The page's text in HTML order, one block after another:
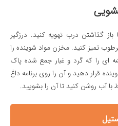
باز گذاشتن درب تهویه کنید. درزگیر
تمیز کنید. مخزن مواد شوینده را
ای را که گرد و غبار جمع شده پاک
قرار دهید و آن را روی برنامه داغ
با آب روشن کنید تا آن را بشویید.